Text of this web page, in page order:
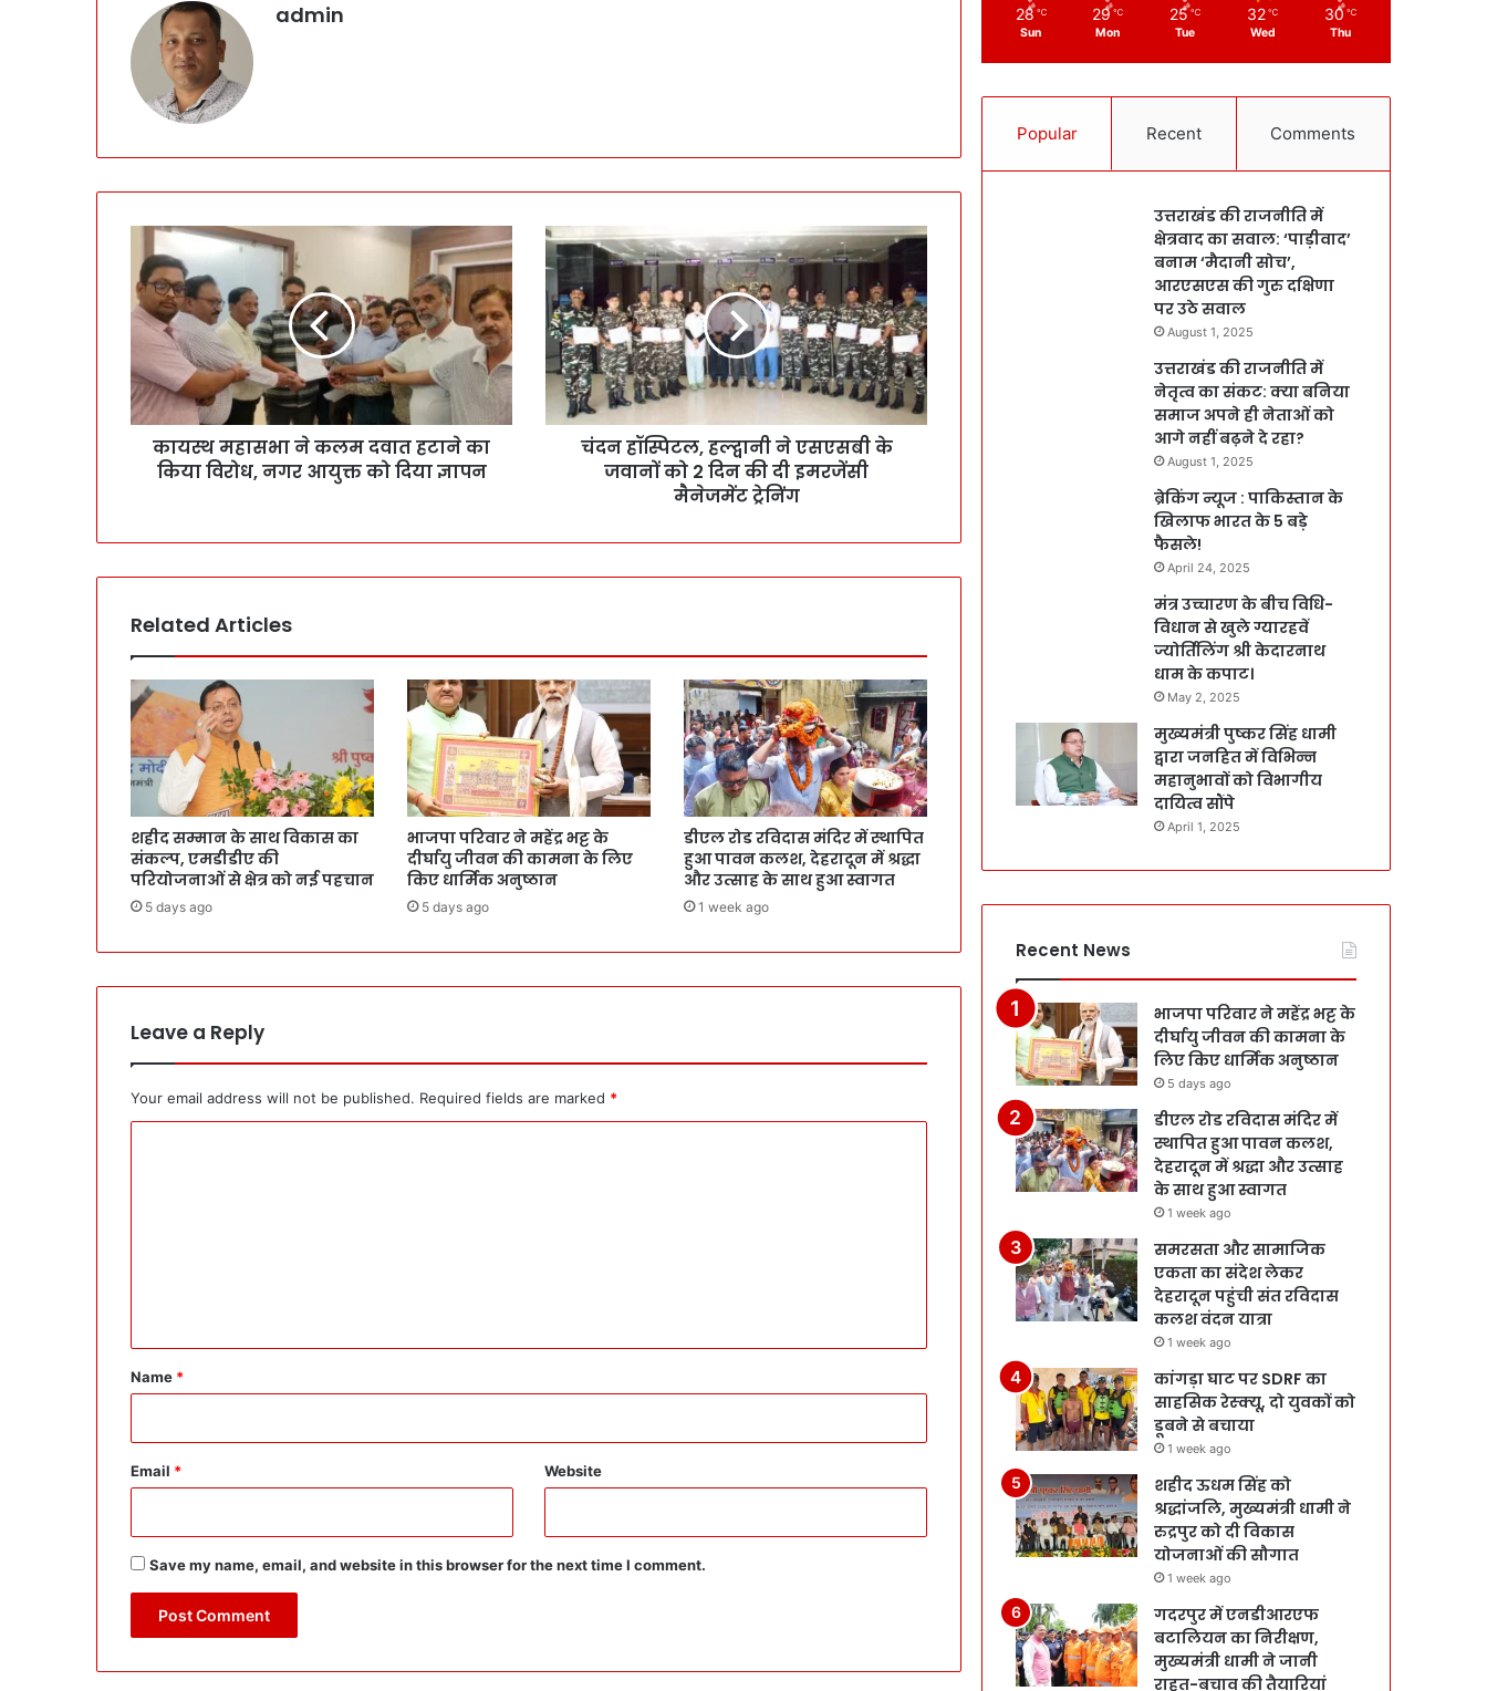
admin
कायस्थ महासभा ने कलम दवात हटाने का
किया विरोध, नगर आयुक्त को दिया ज्ञापन
चंदन हॉस्पिटल, हल्द्वानी ने एसएसबी के
जवानों को 2 दिन की दी इमरजेंसी
मैनेजमेंट ट्रेनिंग
Related Articles
शहीद सम्मान के साथ विकास का
संकल्प, एमडीडीए की
परियोजनाओं से क्षेत्र को नई पहचान
5 days ago
भाजपा परिवार ने महेंद्र भट्ट के
दीर्घायु जीवन की कामना के लिए
किए धार्मिक अनुष्ठान
5 days ago
डीएल रोड रविदास मंदिर में स्थापित
हुआ पावन कलश, देहरादून में श्रद्धा
और उत्साह के साथ हुआ स्वागत
1 week ago
Leave a Reply
Your email address will not be published. Required fields are marked *
*
Name *
Email * Website
Save my name, email, and website in this browser for the next time I comment.
28 ℃
Sun
29 ℃
Mon
25 ℃
Tue
32 ℃
Wed
30 ℃
Thu
Popular Recent Comments
उत्तराखंड की राजनीति में
क्षेत्रवाद का सवाल: ‘पाड़ीवाद’
बनाम ‘मैदानी सोच’,
आरएसएस की गुरु दक्षिणा
पर उठे सवाल
August 1, 2025
उत्तराखंड की राजनीति में
नेतृत्व का संकट: क्या बनिया
समाज अपने ही नेताओं को
आगे नहीं बढ़ने दे रहा?
August 1, 2025
ब्रेकिंग न्यूज : पाकिस्तान के
खिलाफ भारत के 5 बड़े
फैसले!
April 24, 2025
मंत्र उच्चारण के बीच विधि-
विधान से खुले ग्यारहवें
ज्योर्तिलिंग श्री केदारनाथ
धाम के कपाट।
May 2, 2025
मुख्यमंत्री पुष्कर सिंह धामी
द्वारा जनहित में विभिन्न
महानुभावों को विभागीय
दायित्व सौंपे
April 1, 2025
Recent News
भाजपा परिवार ने महेंद्र भट्ट के
दीर्घायु जीवन की कामना के
लिए किए धार्मिक अनुष्ठान
5 days ago
डीएल रोड रविदास मंदिर में
स्थापित हुआ पावन कलश,
देहरादून में श्रद्धा और उत्साह
के साथ हुआ स्वागत
1 week ago
समरसता और सामाजिक
एकता का संदेश लेकर
देहरादून पहुंची संत रविदास
कलश वंदन यात्रा
1 week ago
कांगड़ा घाट पर SDRF का
साहसिक रेस्क्यू, दो युवकों को
डूबने से बचाया
1 week ago
शहीद ऊधम सिंह को
श्रद्धांजलि, मुख्यमंत्री धामी ने
रुद्रपुर को दी विकास
योजनाओं की सौगात
1 week ago
गदरपुर में एनडीआरएफ
बटालियन का निरीक्षण,
मुख्यमंत्री धामी ने जानी
राहत-बचाव की तैयारियां